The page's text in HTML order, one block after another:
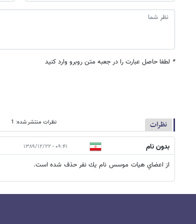
* لطفا حاصل عبارت را در جعبه متن روبرو وارد کنید
نظرات نظرات منتشر شده: 1
بدون نام ۰۹:۴۱ - ۱۳۸۹/۱۲/۲۲
از اعضاي هيات موسس نام يك نفر حذف شده است.